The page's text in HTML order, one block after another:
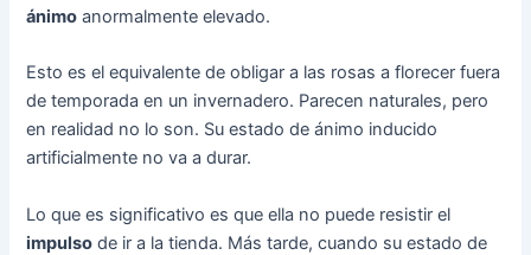
ánimo anormalmente elevado.
Esto es el equivalente de obligar a las rosas a florecer fuera
de temporada en un invernadero. Parecen naturales, pero
en realidad no lo son. Su estado de ánimo inducido
artificialmente no va a durar.
Lo que es significativo es que ella no puede resistir el
impulso de ir a la tienda. Más tarde, cuando su estado de